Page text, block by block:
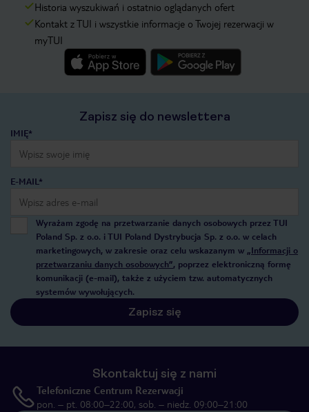
Historia wyszukiwań i ostatnio oglądanych ofert
Kontakt z TUI i wszystkie informacje o Twojej rezerwacji w
myTUI
Zapisz się do newslettera
IMIĘ*
E-MAIL*
Wyrażam zgodę na przetwarzanie danych osobowych przez TUI
Poland Sp. z o.o. i TUI Poland Dystrybucja Sp. z o.o. w celach
marketingowych, w zakresie oraz celu wskazanym w „Informacji o
przetwarzaniu danych osobowych”, poprzez elektroniczną formę
komunikacji (e-mail), także z użyciem tzw. automatycznych
systemów wywołujących.
Zapisz się
Skontaktuj się z nami
Telefoniczne Centrum Rezerwacji
pon. – pt. 08:00–22:00, sob. – niedz. 09:00–21:00